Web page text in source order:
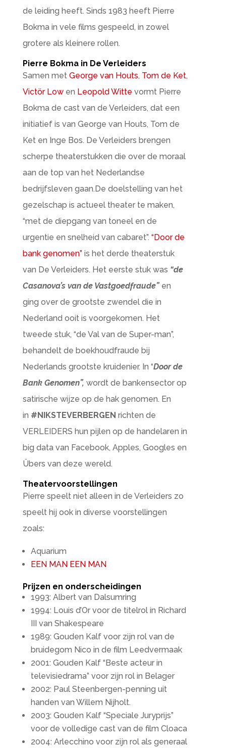
de leiding heeft. Sinds 1983 heeft Pierre
Bokma in vele films gespeeld, in zowel
grotere als kleinere rollen.
Pierre Bokma in De Verleiders
Samen met George van Houts, Tom de Ket,
Victör Lowen Leopold Witte vormt Pierre
Bokma de cast van de Verleiders, dat een
initiatief is van George van Houts, Tom de
Ket en Inge Bos. De Verleiders brengen
scherpe theaterstukken die over de moraal
aan de top van het Nederlandse
bedrijfsleven gaan.De doelstelling van het
gezelschap is actueel theater te maken,
“met de diepgang van toneel en de
urgentie en snelheid van cabaret”. “Door de
bank genomen”is het derde theaterstuk
van De Verleiders. Het eerste stuk was “de
Casanova’s van de Vastgoedfraude”en
ging over de grootste zwendel die in
Nederland ooit is voorgekomen. Het
tweede stuk, “de Val van de Super-man”,
behandelt de boekhoudfraude bij
Nederlands grootste kruidenier. In “Door de
Bank Genomen”, wordt de bankensector op
satirische wijze op de hak genomen. En
in #NIKSTEVERBERGEN richten de
VERLEIDERS hun pijlen op de handelaren in
big data van Facebook, Apples, Googles en
Übers van deze wereld.
Theatervoorstellingen
Pierre speelt niet alleen in de Verleiders zo
speelt hij ook in diverse voorstellingen
zoals:
Aquarium
EEN MAN EEN MAN
Prijzen en onderscheidingen
1993: Albert van Dalsumring
1994: Louis d’Or voor de titelrol in Richard
III van Shakespeare
1989: Gouden Kalf voor zijn rol van de
bruidegom Nico in de film Leedvermaak
2001: Gouden Kalf “Beste acteur in
televisiedrama” voor zijn rol in Belager
2002: Paul Steenbergen-penning uit
handen van Willem Nijholt.
2003: Gouden Kalf “Speciale Juryprijs”
voor de volledige cast van de film Cloaca
2004: Arlecchino voor zijn rol als generaal